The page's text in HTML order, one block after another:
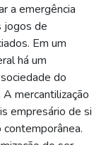
a emergência
jogos de
Em um
há um
do
mercantilização
empresário de si